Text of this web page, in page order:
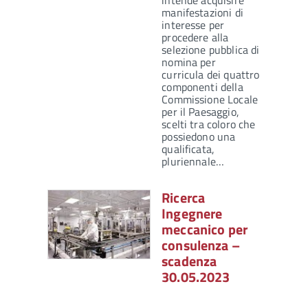
manifestazioni di
interesse per
procedere alla
selezione pubblica di
nomina per
curricula dei quattro
componenti della
Commissione Locale
per il Paesaggio,
scelti tra coloro che
possiedono una
qualificata,
pluriennale…
Ricerca
Ingegnere
meccanico per
consulenza –
scadenza
30.05.2023